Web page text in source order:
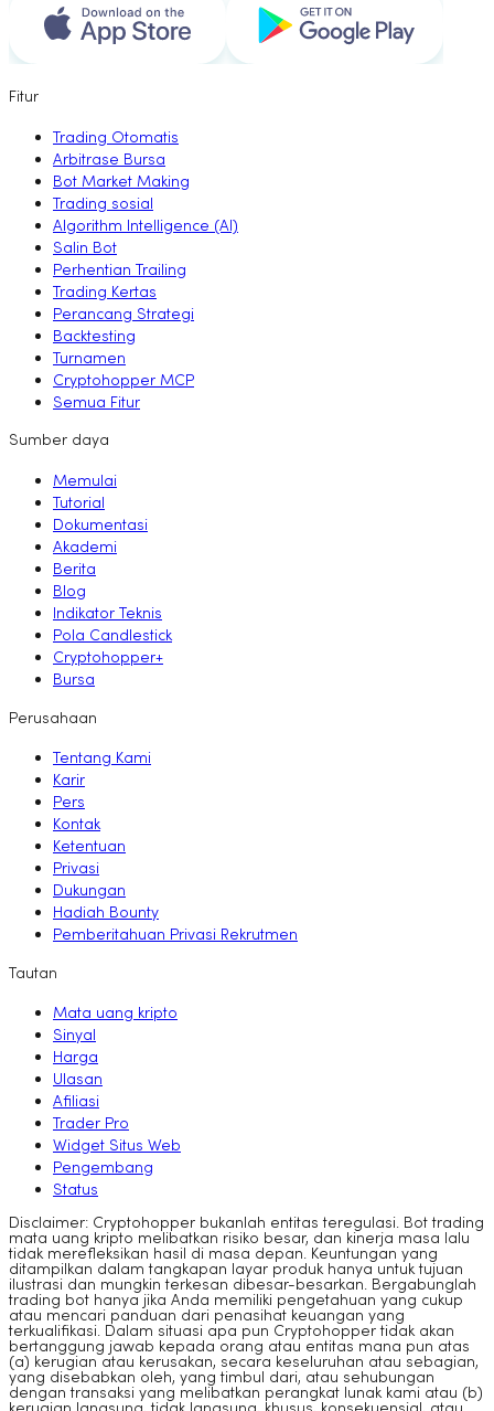
Fitur
Trading Otomatis
Arbitrase Bursa
Bot Market Making
Trading sosial
Algorithm Intelligence (AI)
Salin Bot
Perhentian Trailing
Trading Kertas
Perancang Strategi
Backtesting
Turnamen
Cryptohopper MCP
Semua Fitur
Sumber daya
Memulai
Tutorial
Dokumentasi
Akademi
Berita
Blog
Indikator Teknis
Pola Candlestick
Cryptohopper+
Bursa
Perusahaan
Tentang Kami
Karir
Pers
Kontak
Ketentuan
Privasi
Dukungan
Hadiah Bounty
Pemberitahuan Privasi Rekrutmen
Tautan
Mata uang kripto
Sinyal
Harga
Ulasan
Afiliasi
Trader Pro
Widget Situs Web
Pengembang
Status
Disclaimer: Cryptohopper bukanlah entitas teregulasi. Bot trading
mata uang kripto melibatkan risiko besar, dan kinerja masa lalu
tidak merefleksikan hasil di masa depan. Keuntungan yang
ditampilkan dalam tangkapan layar produk hanya untuk tujuan
ilustrasi dan mungkin terkesan dibesar-besarkan. Bergabunglah
trading bot hanya jika Anda memiliki pengetahuan yang cukup
atau mencari panduan dari penasihat keuangan yang
terkualifikasi. Dalam situasi apa pun Cryptohopper tidak akan
bertanggung jawab kepada orang atau entitas mana pun atas
(a) kerugian atau kerusakan, secara keseluruhan atau sebagian,
yang disebabkan oleh, yang timbul dari, atau sehubungan
dengan transaksi yang melibatkan perangkat lunak kami atau (b)